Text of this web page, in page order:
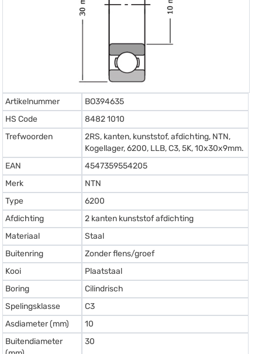
Artikelnummer
BO394635
HS Code
8482 1010
Trefwoorden
2RS, kanten, kunststof, afdichting, NTN,
Kogellager, 6200, LLB, C3, 5K, 10x30x9mm.
EAN
4547359554205
Merk
NTN
Type
6200
Afdichting
2 kanten kunststof afdichting
Materiaal
Staal
Buitenring
Zonder flens/groef
Kooi
Plaatstaal
Boring
Cilindrisch
Spelingsklasse
C3
Asdiameter (mm)
10
Buitendiameter
30